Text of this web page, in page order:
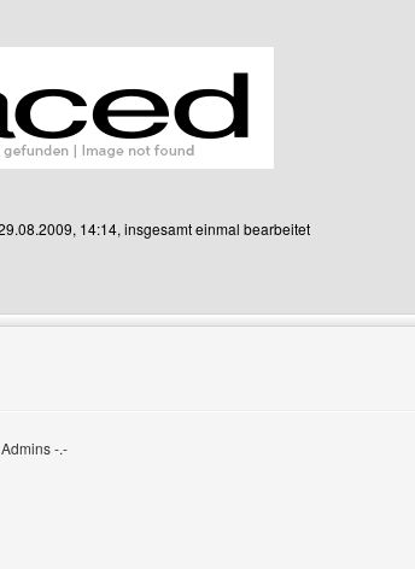
14:14, insgesamt einmal bearbeitet
the-fun-factory
-.-